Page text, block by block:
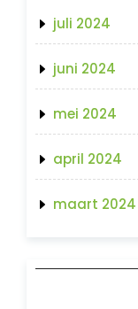
juli 2024
juni 2024
mei 2024
april 2024
maart 2024